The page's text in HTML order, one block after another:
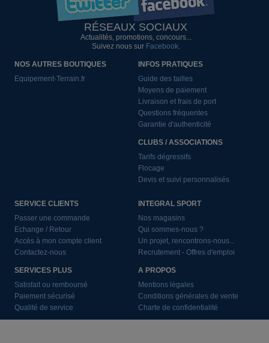
RÉSEAUX SOCIAUX
Actualités, promotions, concours...
Suivez nous sur Facebook.
NOS AUTRES BOUTIQUES
Equipement-Terrain.fr
INFOS PRATIQUES
Guide des tailles
Moyens de paiement
Livraison et frais de port
Questions fréquentes
Garantie d'authenticité
CLUBS / ASSOCIATIONS
Tarifs dégressifs
Flocage
Devis et suivi personnalisés
SERVICE CLIENTS
Passer une commande
Echange / Retour
Accès à mon compte client
Contactez-nous
SERVICES PLUS
Satisfait ou remboursé
Paiement sécurisé
Qualité de service
INTEGRAL SPORT
Nos magasins
Qui sommes-nous ?
Un projet, rencontrons-nous...
Recrutement - Offres d'emploi
A PROPOS
Mentions légales
Conditions générales de vente
Charte de confidentialité